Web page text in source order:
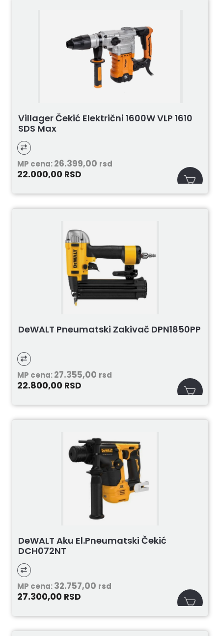
Villager Čekić Električni 1600W VLP 1610
SDS Max
MP cena:26.399,00 rsd
22.000,00 RSD
DeWALT Pneumatski Zakivač DPN1850PP
MP cena:27.355,00 rsd
22.800,00 RSD
DeWALT Aku El.pneumatski Čekić
DCH072NT
MP cena:32.757,00 rsd
27.300,00 RSD